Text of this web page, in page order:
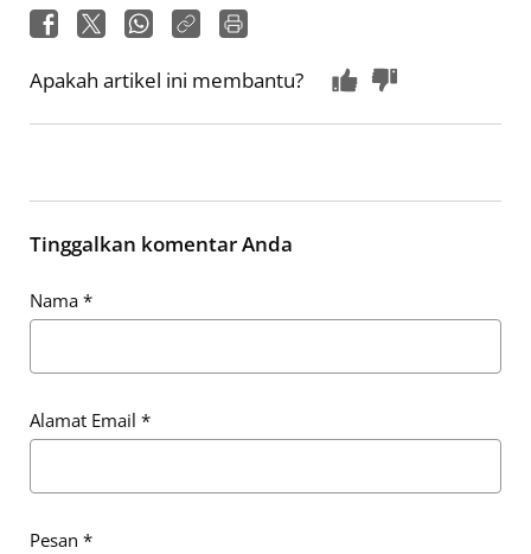
Apakah artikel ini membantu?
Tinggalkan komentar Anda
Nama *
Alamat Email *
Pesan *